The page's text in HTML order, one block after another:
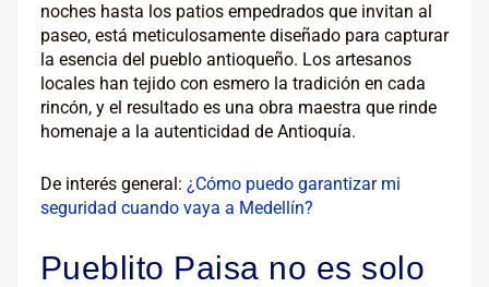
noches hasta los patios empedrados que invitan al
paseo, está meticulosamente diseñado para capturar
la esencia del pueblo antioqueño. Los artesanos
locales han tejido con esmero la tradición en cada
rincón, y el resultado es una obra maestra que rinde
homenaje a la autenticidad de Antioquía.
De interés general: ¿Cómo puedo garantizar mi
seguridad cuando vaya a Medellín?
Pueblito Paisa no es solo